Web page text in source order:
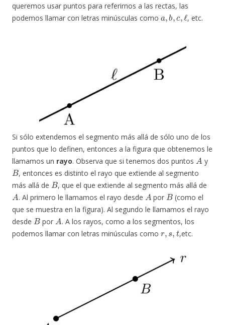
queremos usar puntos para referirnos a las rectas, las
podemos llamar con letras minúsculas como
a,b,c ,ℓ
, etc.
Si sólo extendemos el segmento más allá de sólo uno de los
puntos que lo definen, entonces a la figura que obtenemos le
llamamos un rayo. Observa que si tenemos dos puntos
A
y
B
, entonces es distinto el rayo que extiende al segmento
más allá de
B
, que el que extiende al segmento más allá de
A
. Al primero le llamamos el rayo desde
A
por
B
(como el
que se muestra en la figura). Al segundo le llamamos el rayo
desde
B
por
A
. A los rayos, como a los segmentos, los
podemos llamar con letras minúsculas como
r,s,t
,etc.